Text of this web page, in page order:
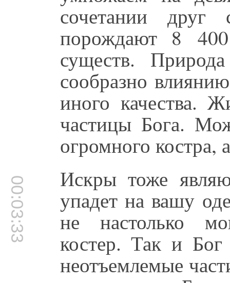
сочетании друг
порождают 8
существ.
сообразно
иного качества.
частицы Бога.
огромного костра,
00:03:33 Искры тоже
упадет на вашу
не настолько
костер. Так и
неотъемлемые